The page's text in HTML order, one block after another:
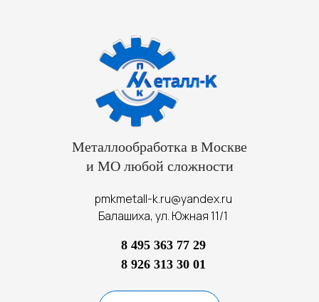
Металлообработка в Москве
и МО любой сложности
pmkmetall-k.ru@yandex.ru
Балашиха, ул. Южная 11/1
8 495 363 77 29
8 926 313 30 01